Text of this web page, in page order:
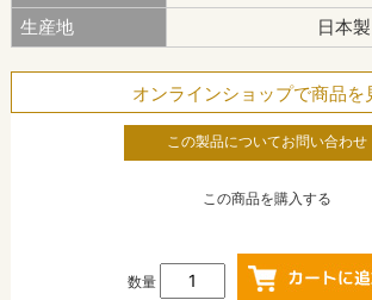
生産地 日本製
オンラインショップで商品を
この製品についてお問い合わせ
この商品を購入する
数量